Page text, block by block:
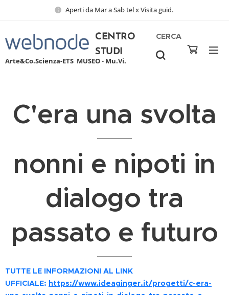
Aperti da Mar a Sab tel x Visita guid.
CENTRO
STUDI
Arte&Co.Scienza-ETS MUSEO- Mu.Vi.
CERCA
C'era una svolta
nonni e nipoti in
dialogo tra
passato e futuro
TUTTE LE INFORMAZIONI AL LINK
UFFICIALE: https://www.ideaginger.it/progetti/c-era-